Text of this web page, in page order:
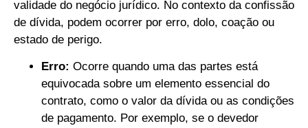
validade do negócio jurídico. No contexto da confissão
de dívida, podem ocorrer por erro, dolo, coação ou
estado de perigo.
Erro: Ocorre quando uma das partes está
equivocada sobre um elemento essencial do
contrato, como o valor da dívida ou as condições
de pagamento. Por exemplo, se o devedor